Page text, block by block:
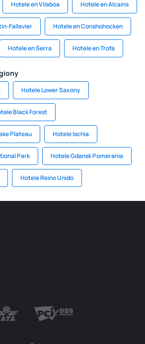
Hotele en Vilaboa Hotele en Alcains
Fallavier Hotele en Conshohocken
Hotele en Serra Hotele en Trofa
Hotele Lower Saxony
Black Forest
Plateau Hotele Ischia
Park Hotele Gdansk Pomerania
Hotele Reino Unido